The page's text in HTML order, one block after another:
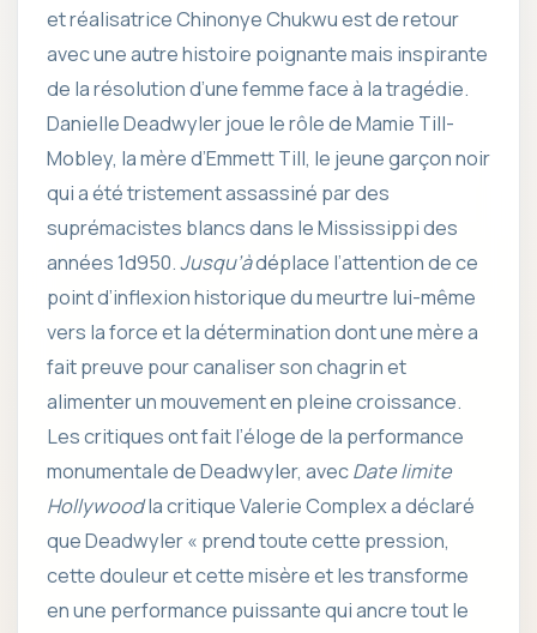
et réalisatrice Chinonye Chukwu est de retour
avec une autre histoire poignante mais inspirante
de la résolution d’une femme face à la tragédie.
Danielle Deadwyler joue le rôle de Mamie Till-
Mobley, la mère d’Emmett Till, le jeune garçon noir
qui a été tristement assassiné par des
suprémacistes blancs dans le Mississippi des
années 1d950.Jusqu’àdéplace l’attention de ce
point d’inflexion historique du meurtre lui-même
vers la force et la détermination dont une mère a
fait preuve pour canaliser son chagrin et
alimenter un mouvement en pleine croissance.
Les critiques ont fait l’éloge de la performance
monumentale de Deadwyler, avecDate limite
Hollywoodla critique Valerie Complex a déclaré
que Deadwyler « prend toute cette pression,
cette douleur et cette misère et les transforme
en une performance puissante qui ancre tout le